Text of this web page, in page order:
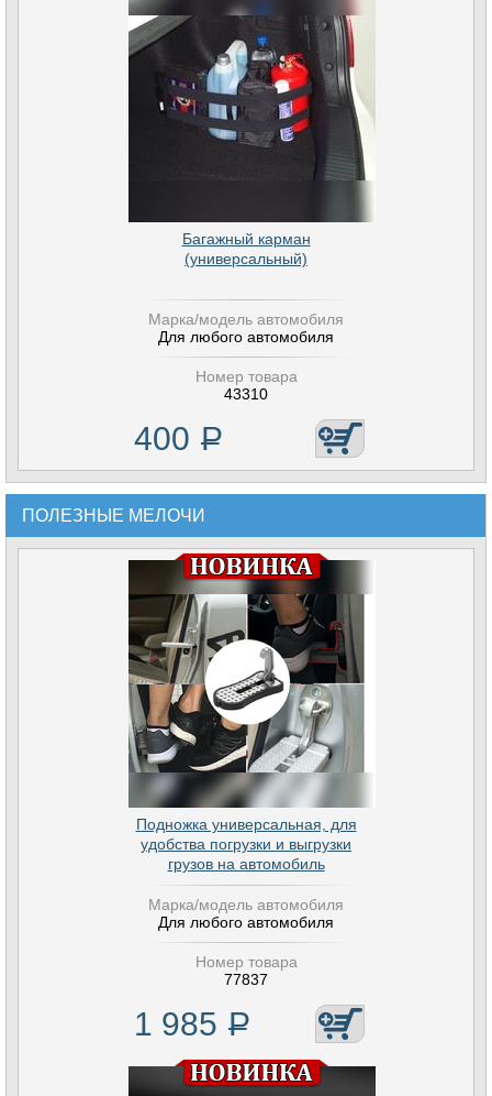
Багажный карман
(универсальный)
Марка/модель автомобиля
Для любого автомобиля
Номер товара
43310
400 Р
ПОЛЕЗНЫЕ МЕЛОЧИ
Подножка универсальная, для
удобства погрузки и выгрузки
грузов на автомобиль
Марка/модель автомобиля
Для любого автомобиля
Номер товара
77837
1 985 Р